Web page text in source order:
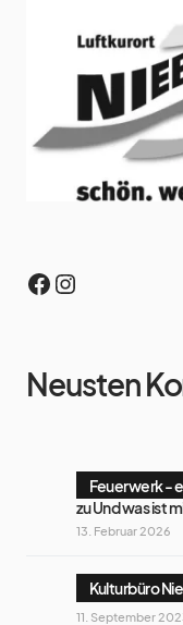
Neusten
Feuerwerk -
zuUnd was ist
13. Februar 2026
Kulturbüro
11. September